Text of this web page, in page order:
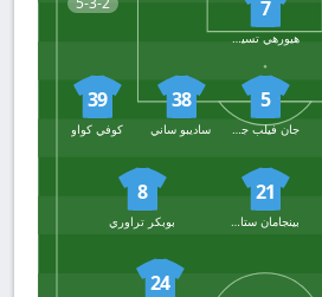
7
هيورهي تسيتايشفيلي
5
جان فيلب جامين
38
ساديبو ساني
39
كوفي كواو
21
8
بوبكر تراوري
24